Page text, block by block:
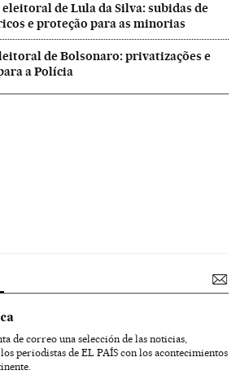
de Lula da Silva: subidas de
e proteção para as minorias
de Bolsonaro: privatizações e
a Polícia
de correo una selección de las noticias,
periodistas de EL PAÍS con los acontecimientos